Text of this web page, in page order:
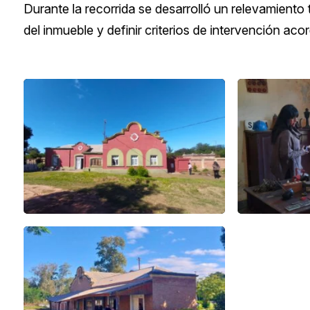
Durante la recorrida se desarrolló un
del inmueble y definir criterios de intervención